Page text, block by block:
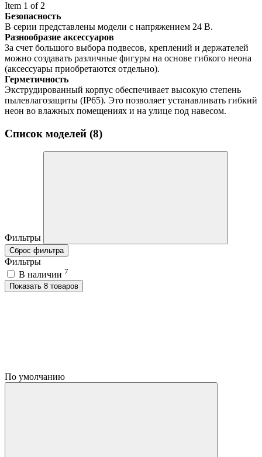
Item 1 of 2
Безопасность
В серии представлены модели с напряжением 24 В.
Разнообразие аксессуаров
За счет большого выбора подвесов, креплений и держателей
можно создавать различные фигуры на основе гибкого неона
(аксессуары приобретаются отдельно).
Герметичность
Экструдированный корпус обеспечивает высокую степень
пылевлагозащиты (IP65). Это позволяет устанавливать гибкий
неон во влажных помещениях и на улице под навесом.
Список моделей (8)
Фильтры
Сброс фильтра
Фильтры
В наличии 7
Показать 8 товаров
По умолчанию